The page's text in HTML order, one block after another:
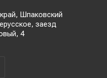
Шпаковский
заезд
4